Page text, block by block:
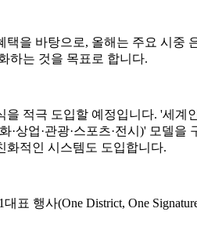
을 바탕으로, 올해는 주요 시중
하는 것을 목표로 합니다.
적극 도입할 예정입니다. '세계
·상업·관광·스포츠·전시)' 모델
화적인 시스템도 도입합니다.
표 행사(One District, One